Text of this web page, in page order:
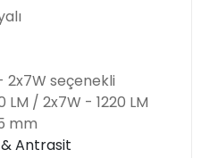
2x7W seçenekli
LM / 2x7W - 1220 LM
mm
Antrasit